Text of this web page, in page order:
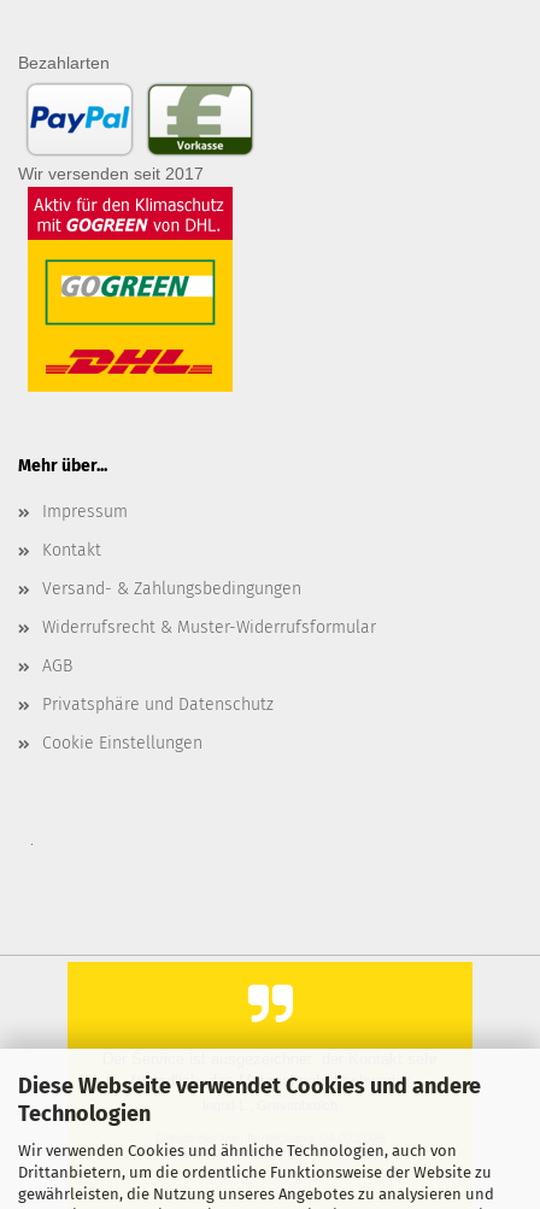
Diese Webseite verwendet Cookies und andere
Technologien
Wir verwenden Cookies und ähnliche Technologien, auch von
Drittanbietern, um die ordentliche Funktionsweise der Website zu
gewährleisten, die Nutzung unseres Angebotes zu analysieren und
Bezahlarten
Wir versenden seit 2017
Mehr über...
Impressum
Kontakt
Versand- & Zahlungsbedingungen
Widerrufsrecht & Muster-Widerrufsformular
AGB
Privatsphäre und Datenschutz
Cookie Einstellungen
.
freundlich, das Material sehr hochwertig
Datum der Kauferfahrung: 25.01.2026